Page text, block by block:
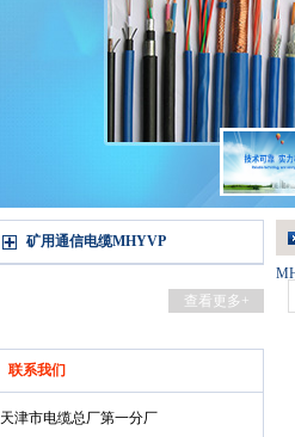
矿用通信电缆MHYVP
查看更多+
联系我们
天津市电缆总厂第一分厂